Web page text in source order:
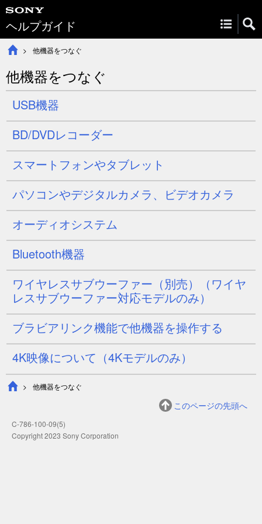
ヘルプガイド
他機器をつなぐ
他機器をつなぐ
USB機器
BD/DVDレコーダー
スマートフォンやタブレット
パソコンやデジタルカメラ、ビデオカメラ
オーディオシステム
Bluetooth機器
ワイヤレスサブウーファー（別売）（ワイヤ
レスサブウーファー対応モデルのみ）
ブラビアリンク機能で他機器を操作する
4K映像について （4Kモデルのみ）
他機器をつなぐ
このページの先頭へ
C-786-100-09(5)
Copyright 2023 Sony Corporation